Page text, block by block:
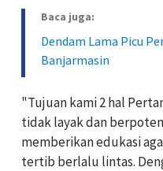
Baca juga:
Dendam Lama Picu
Banjarmasin
"Tujuan kami 2 hal
tidak layak dan
memberikan edukasi
tertib berlalu lintas.